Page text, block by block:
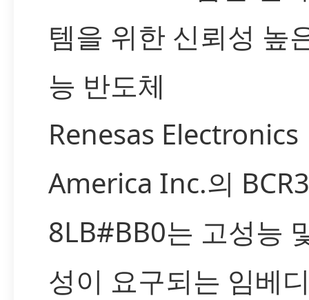
템을 위한 신뢰성 높
능 반도체
Renesas Electronics
America Inc.의
8LB#BB0는 고성능
성이 요구되는 임베